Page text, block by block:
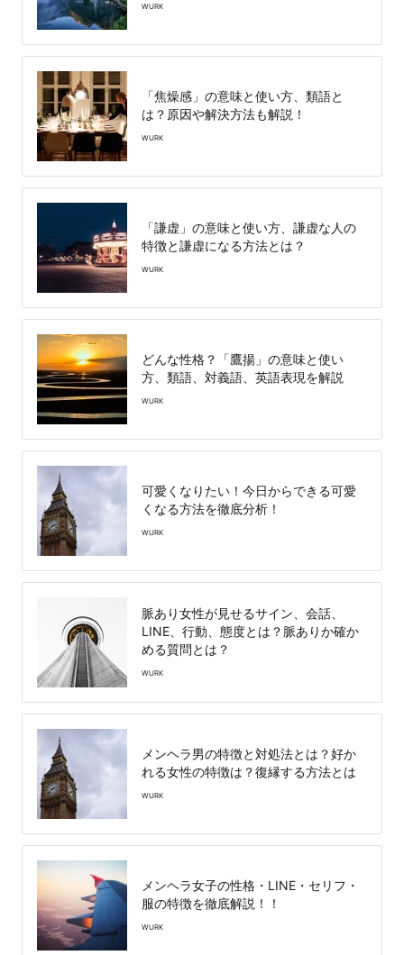
WURK
「焦燥感」の意味と使い方、類語と
は？原因や解決方法も解説！
WURK
「謙虚」の意味と使い方、謙虚な人の
特徴と謙虚になる方法とは？
WURK
どんな性格？「鷹揚」の意味と使い
方、類語、対義語、英語表現を解説
WURK
可愛くなりたい！今日からできる可愛
くなる方法を徹底分析！
WURK
脈あり女性が見せるサイン、会話、
LINE、行動、態度とは？脈ありか確か
める質問とは？
WURK
メンヘラ男の特徴と対処法とは？好か
れる女性の特徴は？復縁する方法とは
WURK
メンヘラ女子の性格・LINE・セリフ・
服の特徴を徹底解説！！
WURK